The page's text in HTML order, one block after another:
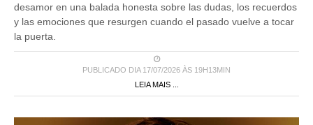
y las emociones que resurgen cuando el pasado vuelve a tocar
la puerta.
PUBLICADO DIA 17/07/2026 ÀS 19H13MIN
LEIA MAIS ...